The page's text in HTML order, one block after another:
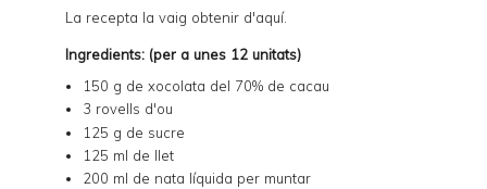
La recepta la vaig obtenir d'aquí.
Ingredients: (per a unes 12 unitats)
150 g de xocolata del 70% de cacau
3 rovells d'ou
125 g de sucre
125 ml de llet
200 ml de nata líquida per muntar